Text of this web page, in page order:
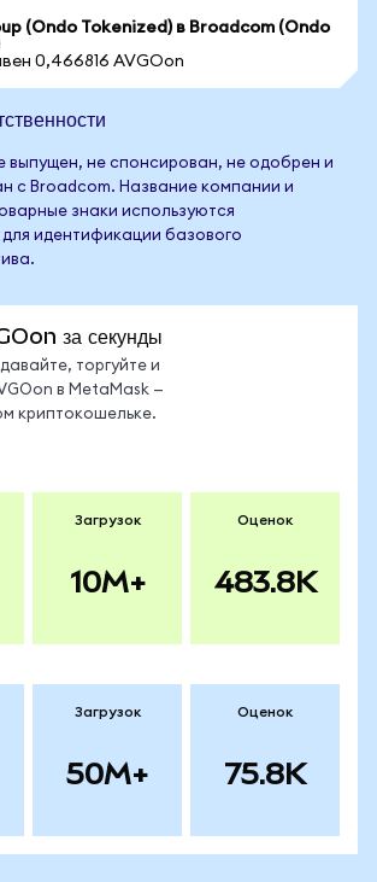
(Ondo Tokenized) в Broadcom (Ondo
0,466816 AVGOon
выпущен, не спонсирован, не одобрен и
с Broadcom. Название компании и
знаки используются
идентификации базового
за секунды
торгуйте и
в MetaMask —
криптокошельке.
Загрузок
10M+
Оценок
483.8K
Загрузок
50M+
Оценок
75.8K